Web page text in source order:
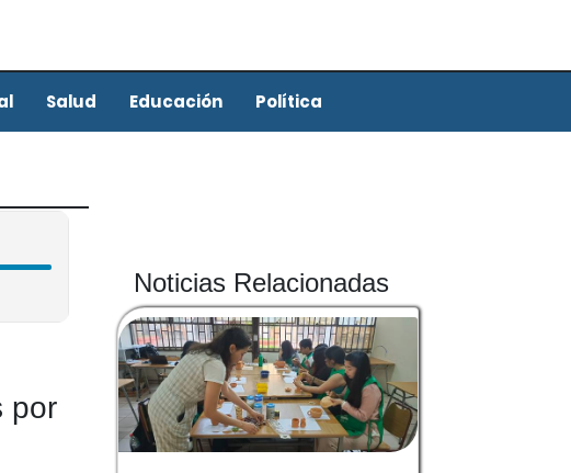
Salud Educación Política
por
Noticias Relacionadas